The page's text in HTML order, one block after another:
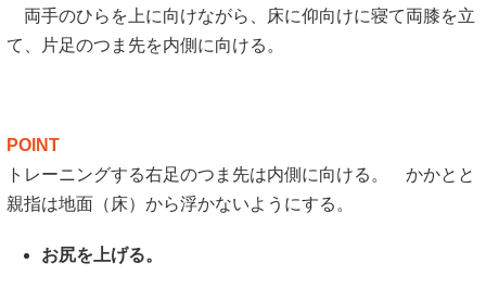
両手のひらを上に向けながら、床に仰向けに寝て両膝を立
て、片足のつま先を内側に向ける。
POINT
トレーニングする右足のつま先は内側に向ける。 かかとと
親指は地面（床）から浮かないようにする。
お尻を上げる。